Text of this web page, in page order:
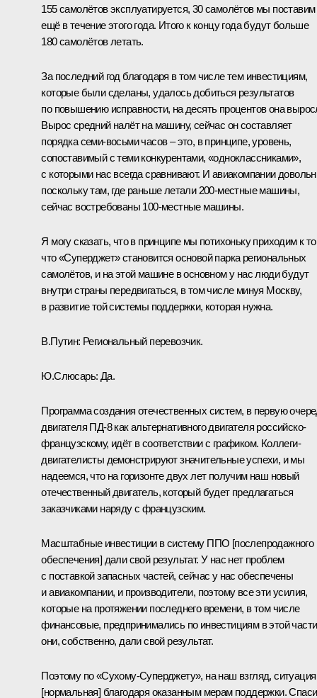
155 самолётов эксплуатируется, 30 самолётов мы поставим
ещё в течение этого года. Итого к концу года будут больше
180 самолётов летать.
За последний год благодаря в том числе тем инвестициям,
которые были сделаны, удалось добиться результатов
по повышению исправности, на десять процентов она
Вырос средний налёт на машину, сейчас он составляет
порядка семи-восьми часов – это, в принципе, уровень,
сопоставимый с теми конкурентами, «одноклассниками»,
с которыми нас всегда сравнивают. И авиакомпании
поскольку там, где раньше летали 200-местные машины,
сейчас востребованы 100-местные машины.
Я могу сказать, что в принципе мы потихоньку приходим к
что «Суперджет» становится основой парка региональных
самолётов, и на этой машине в основном у нас люди будут
внутри страны передвигаться, в том числе минуя Москву,
в развитие той системы поддержки, которая нужна.
В.Путин: Региональный перевозчик.
Ю.Слюсарь: Да.
Программа создания отечественных систем, в первую
двигателя ПД-8 как альтернативного двигателя российско-
французскому, идёт в соответствии с графиком. Коллеги-
двигателисты демонстрируют значительные успехи, и мы
надеемся, что на горизонте двух лет получим наш новый
отечественный двигатель, который будет предлагаться
заказчиками наряду с французским.
Масштабные инвестиции в систему ППО [послепродажного
обеспечения] дали свой результат. У нас нет проблем
с поставкой запасных частей, сейчас у нас обеспечены
и авиакомпании, и производители, поэтому все эти усилия,
которые на протяжении последнего времени, в том числе
финансовые, предпринимались по инвестициям в этой
они, собственно, дали свой результат.
Поэтому по «Сухому-Суперджету», на наш взгляд, ситуация
[нормальная] благодаря оказанным мерам поддержки.